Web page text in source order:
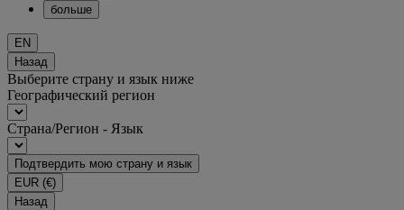
больше
EN
Назад
Выберите страну и язык ниже
Географический регион
Страна/Регион - Язык
Подтвердить мою страну и язык
EUR (€)
Назад